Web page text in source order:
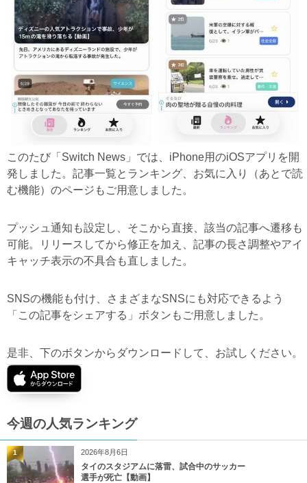
このたび「Switch News」では、iPhone用のiOSアプリを開
発しました。記事一覧とランキング、お気に入り（あとで読
む機能）のページもご用意しました。
プッシュ通知も設定し、そこから直接、該当の記事へ遷移も
可能。リリースしてから修正を加え、記事の長さ調整やアイ
キャッチ表示の不具合も直しました。
SNSの機能も付け、さまざまなSNSにも対応できるよう
「この記事をシェアする」ボタンもご用意しました。
是非、下のボタンからダウンロードして、お試しください。
今週の人気ランキング
2026年8月6日
タイのスタジアムに落雷、試合中のサッカー
選手が死亡【動画】
1